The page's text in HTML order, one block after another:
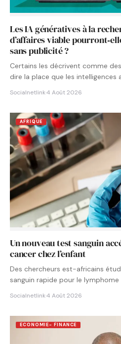
Les IA génératives à la
d’affaires viable
sans publicité ?
Certains les décrivent comme
dire la place que les intelligences
Socialnetlink·4 Août 2026
AFRIQUE
Un nouveau test sanguin
cancer chez l’enfant
Des chercheurs est-africains
sanguin rapide pour le
Socialnetlink·4 Août 2026
ECONOMIE- FINANCE